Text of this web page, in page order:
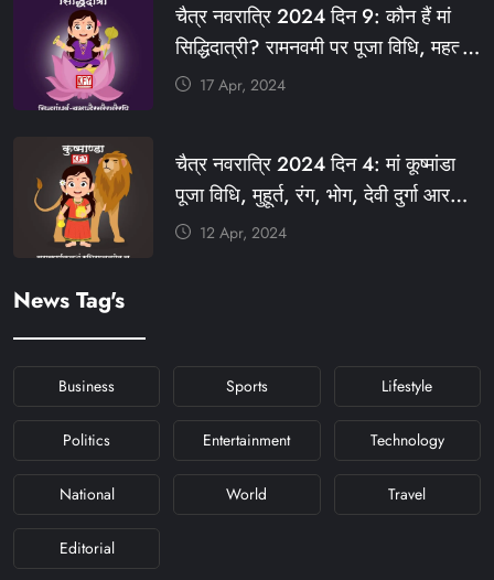
#KHABARFORYOU #KFYNEWS
#KFYSOCIAL
चैत्र नवरात्रि 2024 दिन 9: कौन हैं मां
सिद्धिदात्री? रामनवमी पर पूजा विधि, महत्व,
रंग, प्रसाद #KFY #KFYNEWS
#NAVRATRIDAY
17 Apr, 2024
चैत्र नवरात्रि 2024 दिन 4: मां कूष्मांडा
पूजा विधि, मुहूर्त, रंग, भोग, देवी दुर्गा आरती
और मंत्र #KFY #KFYNEWS
12 Apr, 2024
News Tag's
Business Sports Lifestyle
Politics Entertainment Technology
National World Travel
Editorial